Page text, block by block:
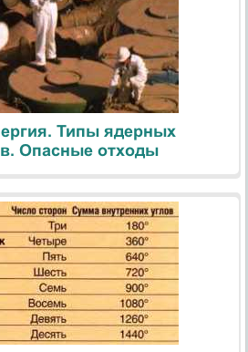
Типы ядерных
Опасные отходы